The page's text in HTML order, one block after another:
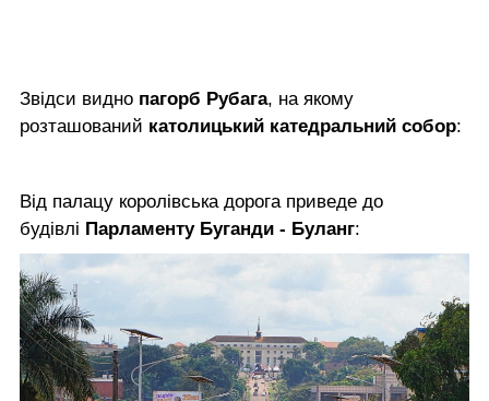
Звідси видно пагорб Рубага, на якому
розташований католицький катедральний собор:
Від палацу королівська дорога приведе до
будівлі Парламенту Буганди - Буланг: